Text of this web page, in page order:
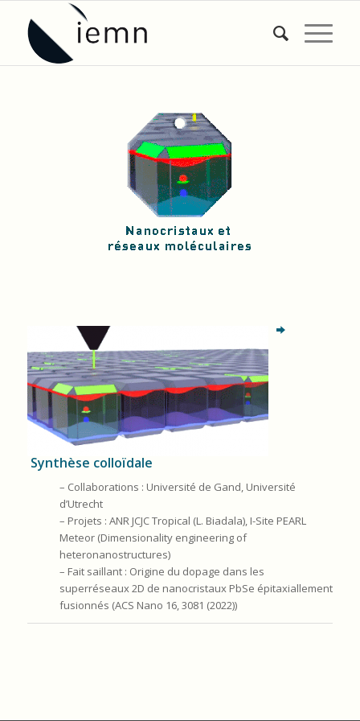
Synthèse colloïdale
– Collaborations : Université de Gand, Université
d’Utrecht
– Projets : ANR JCJC Tropical (L. Biadala), I-Site PEARL
Meteor (Dimensionality engineering of
heteronanostructures)
– Fait saillant : Origine du dopage dans les
superréseaux 2D de nanocristaux PbSe épitaxiallement
fusionnés (ACS Nano 16, 3081 (2022))